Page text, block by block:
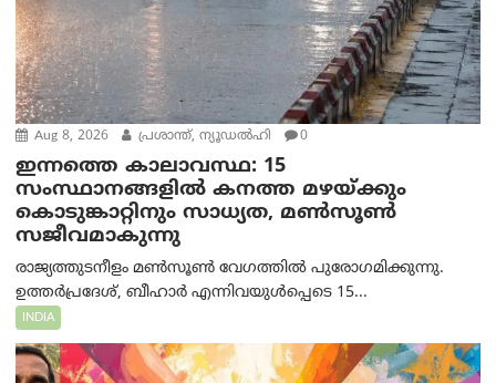
Aug 8, 2026 പ്രശാന്ത്, ന്യൂഡല്‍ഹി 0
ഇന്നത്തെ കാലാവസ്ഥ: 15
സംസ്ഥാനങ്ങളിൽ കനത്ത മഴയ്ക്കും
കൊടുങ്കാറ്റിനും സാധ്യത, മൺസൂൺ
സജീവമാകുന്നു
രാജ്യത്തുടനീളം മൺസൂൺ വേഗത്തിൽ പുരോഗമിക്കുന്നു.
ഉത്തർപ്രദേശ്, ബീഹാർ എന്നിവയുൾപ്പെടെ 15...
INDIA